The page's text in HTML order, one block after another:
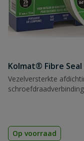
Kolmat® Fibre
Vezelversterkte
Op voorraad